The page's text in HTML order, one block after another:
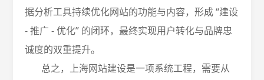
据分析工具持续优化网站的功能与内容，形成 “建设
- 推广 - 优化” 的闭环，最终实现用户转化与品牌忠
诚度的双重提升。
总之，上海网站建设是一项系统工程，需要从